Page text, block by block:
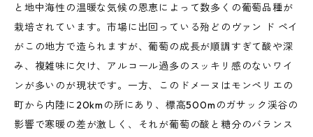
と地中海性の温暖な気候の恩恵によって数多くの葡萄品種が
栽培されています。市場に出回っている殆どのヴァン ド ペイ
がこの地方で造られますが、葡萄の成長が順調すぎて酸や深
み、複雑味に欠け、アルコール過多のスッキリ感のないワイ
ンが多いのが現状です。一方、このドメーヌはモンペリエの
町から内陸に20kmの所にあり、標高500mのガサック渓谷の
影響で寒暖の差が激しく、それが葡萄の酸と糖分のバランス